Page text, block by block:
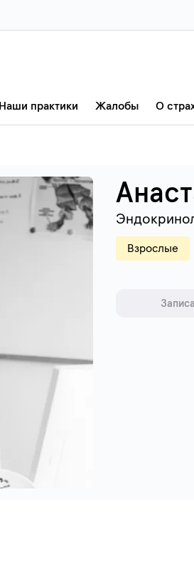
Наши практики Жалобы О
Взрослые